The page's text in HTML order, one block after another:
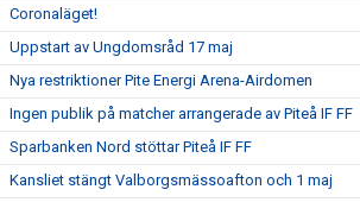
Coronaläget!
Uppstart av Ungdomsråd 17 maj
Nya restriktioner Pite Energi Arena-Airdomen
Ingen publik på matcher arrangerade av Piteå IF FF
Sparbanken Nord stöttar Piteå IF FF
Kansliet stängt Valborgsmässoafton och 1 maj